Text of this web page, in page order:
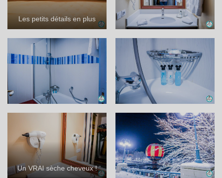
Les petits détails en plus
Un VRAI sèche cheveux !